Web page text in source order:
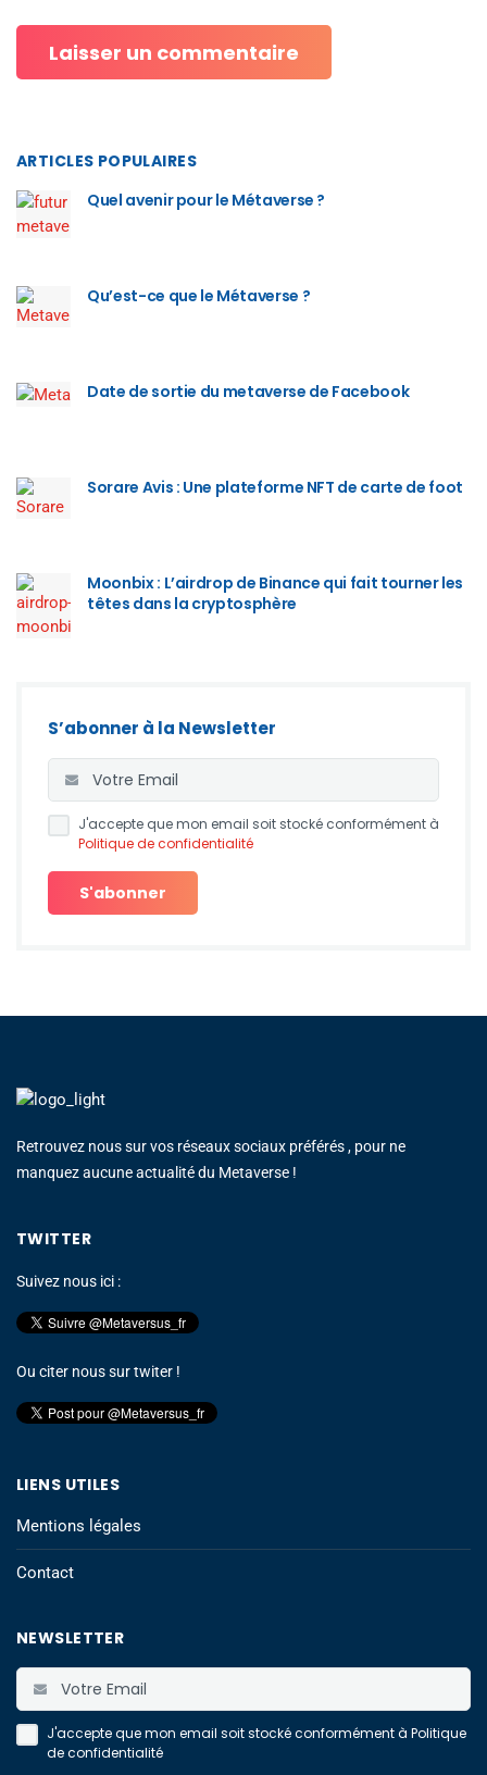
ARTICLES POPULAIRES
Quel avenir pour le Métaverse ?
Qu’est-ce que le Métaverse ?
Date de sortie du metaverse de Facebook
Sorare Avis : Une plateforme NFT de carte de foot
Moonbix : L’airdrop de Binance qui fait tourner les
têtes dans la cryptosphère
S’abonner à la Newsletter
J'accepte que mon email soit stocké conformément à
Politique de confidentialité
Retrouvez nous sur vos réseaux sociaux préférés , pour ne
manquez aucune actualité du Metaverse !
TWITTER
Suivez nous ici :
Ou citer nous sur twiter !
LIENS UTILES
Mentions légales
Contact
NEWSLETTER
J'accepte que mon email soit stocké conformément à Politique
de confidentialité